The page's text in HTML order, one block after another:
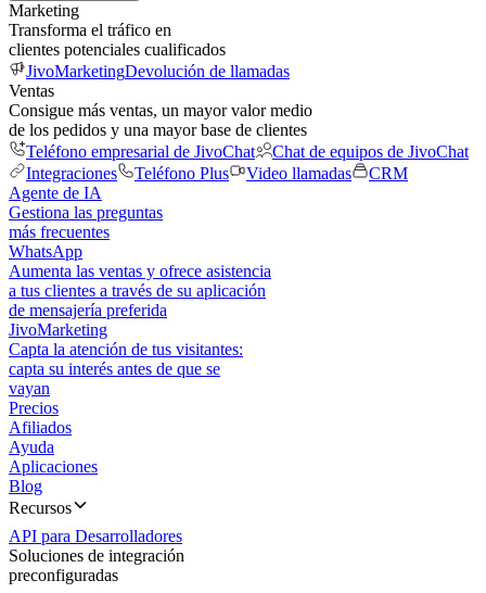
Marketing
Transforma el tráfico en
clientes potenciales cualificados
JivoMarketingDevolución de llamadas
Ventas
Consigue más ventas, un mayor valor medio
de los pedidos y una mayor base de clientes
Teléfono empresarial de JivoChat
Chat de equipos de JivoChat
Integraciones
Teléfono Plus Video llamadas
CRM
Agente de IA
Gestiona las preguntas
más frecuentes
WhatsApp
Aumenta las ventas y ofrece asistencia
a tus clientes a través de su aplicación
de mensajería preferida
JivoMarketing
Capta la atención de tus visitantes:
capta su interés antes de que se
vayan
Precios
Afiliados
Ayuda
Aplicaciones
Blog
Recursos
API para Desarrolladores
Soluciones de integración
preconfiguradas